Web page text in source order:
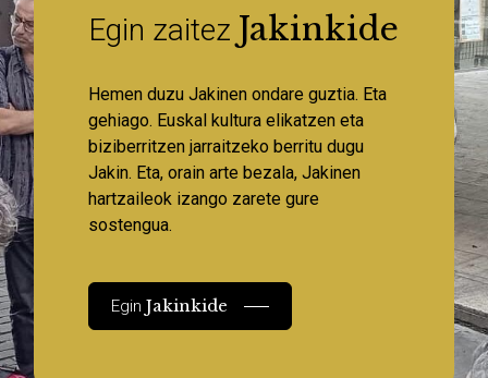
Egin zaitez Jakinkide
Hemen duzu Jakinen ondare guztia. Eta
gehiago. Euskal kultura elikatzen eta
biziberritzen jarraitzeko berritu dugu
Jakin. Eta, orain arte bezala, Jakinen
hartzaileok izango zarete gure
sostengua.
EginJakinkide